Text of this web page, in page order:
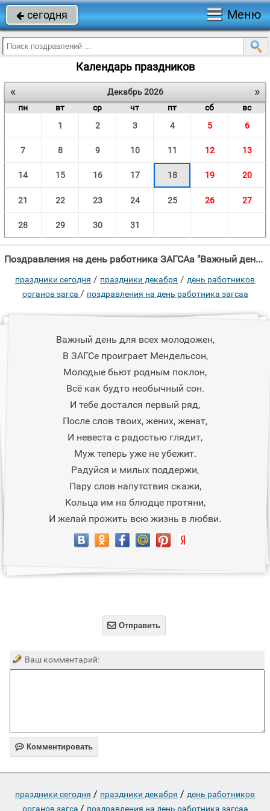
 сегодня Меню
Календарь праздников
« »
Декабрь 2026
пн
вт ср чт пт сб
вс
1
2 3 4 5 6
7 8 9 10 11 12 13
14 15 16 17 18 19 20
21 22 23 24 25 26 27
28 29 30 31
Поздравления на день работника ЗАГСАа "Важный день для всех молодожен, В ЗАГСе проиграет Мендельсон, Молодые бьют"
праздники сегодня / праздники декабря /день работников
органов загса / поздравления на день работника загсаа
Важный день для всех молодожен,
В ЗАГСе проиграет Мендельсон,
Молодые бьют родным поклон,
Всё как будто необычный сон.
И тебе достался первый ряд,
После слов твоих, жених, женат,
И невеста с радостью глядит,
Муж теперь уже не убежит.
Радуйся и милых поддержи,
Пару слов напутствия скажи,
Кольца им на блюдце протяни,
И желай прожить всю жизнь в любви.
 Отправить
Ваш комментарий:
 Комментировать
праздники сегодня / праздники декабря / день работников
органов загса / поздравления на день работника загсаа